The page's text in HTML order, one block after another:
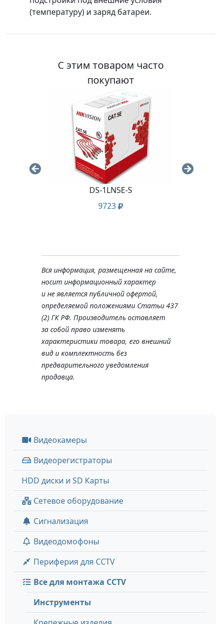
(температуру) и заряд батареи.
С этим товаром часто
покупают
DS-1LN5E-S
9723
Вся информация, размещенная на сайте,
носит информационный характер
и не является публичной офертой,
определяемой положениями Статьи 437
(2) ГК РФ. Производитель оставляет
за собой право изменять
характеристики товара, его внешний
вид и комплектность без
предварительного уведомления
продавца.
Видеокамеры
Видеорегистраторы
HDD диски и SD Карты
Сетевое оборудование
Сигнализация
Видеодомофоны
Периферия для CCTV
Все для монтажа CCTV
Инструменты